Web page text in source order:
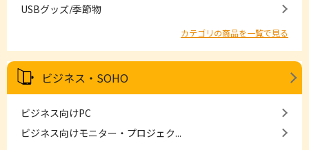
USBグッズ/季節物
カテゴリの商品を一覧で見る
ビジネス・SOHO
ビジネス向けPC
ビジネス向けモニター・プロジェク...